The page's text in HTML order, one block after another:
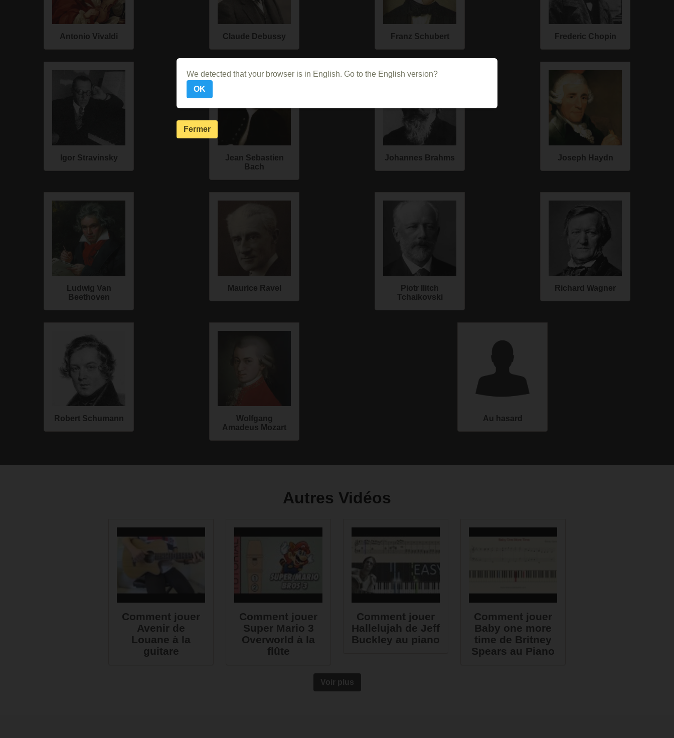
Antonio Vivaldi Claude Debussy Franz Schubert Frederic Chopin
Igor Stravinsky
Jean Sebastien
Bach
Johannes Brahms Joseph Haydn
Ludwig Van
Beethoven
Maurice Ravel
Piotr Ilitch
Tchaikovski
Richard Wagner
Robert Schumann
Wolfgang
Amadeus Mozart
Au hasard
Autres Vidéos
Comment jouer
Avenir de
Louane à la
guitare
Comment jouer
Super Mario 3
Overworld à la
flûte
Comment jouer
Hallelujah de Jeff
Buckley au piano
Comment jouer
Baby one more
time de Britney
Spears au Piano
Voir plus
We detected that your browser is in English. Go to the English version?
OK
Fermer